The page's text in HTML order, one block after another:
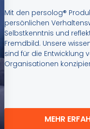
Mit den persolog®
persönlichen
Selbstkenntnis und
Fremdbild. Unsere
sind für die Entwicklung
Organisationen
MEHR